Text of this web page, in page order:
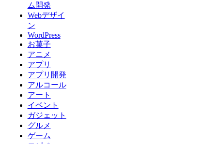
ム開発
Webデザイ
ン
WordPress
お菓子
アニメ
アプリ
アプリ開発
アルコール
アート
イベント
ガジェット
グルメ
ゲーム